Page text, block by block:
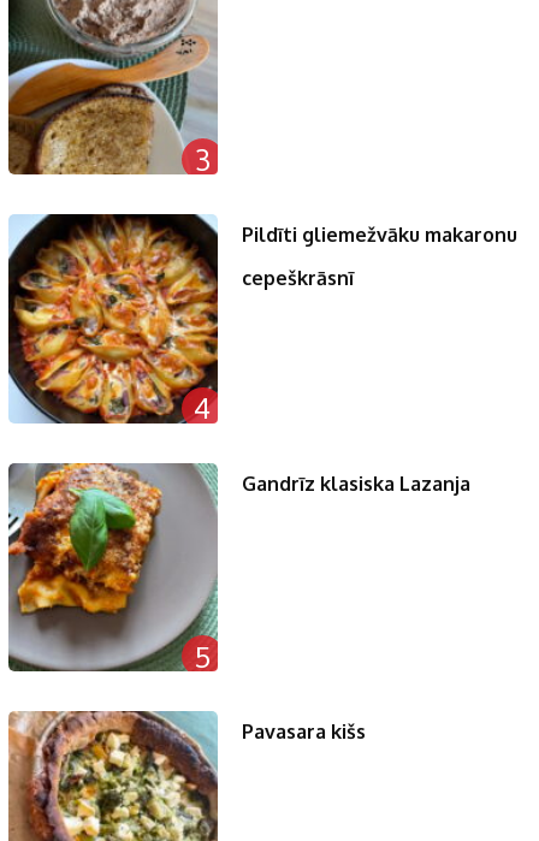
3
4
Pildīti gliemežvāku makaronu
cepeškrāsnī
5
Gandrīz klasiska Lazanja
Pavasara kišs